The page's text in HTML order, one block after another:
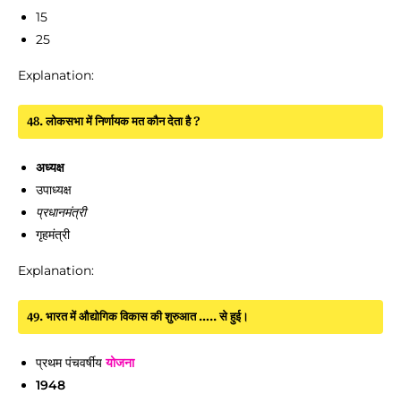
15
25
Explanation:
48. लोकसभा में निर्णायक मत कौन देता है ?
अध्यक्ष
उपाध्यक्ष
प्रधानमंत्री
गृहमंत्री
Explanation:
49. भारत में औद्योगिक विकास की शुरुआत ….. से हुई।
प्रथम पंचवर्षीययोजना
1948